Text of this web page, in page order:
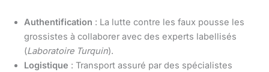
Authentification : La lutte contre les faux pousse les
grossistes à collaborer avec des experts labellisés
(Laboratoire Turquin).
Logistique : Transport assuré par des spécialistes